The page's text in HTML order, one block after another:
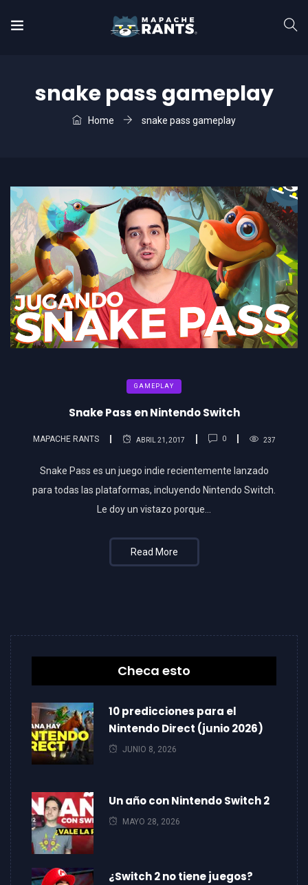
snake pass gameplay
Home snake pass gameplay
GAMEPLAY
Snake Pass en Nintendo Switch
MAPACHE RANTS ABRIL 21, 2017 0 237
Snake Pass es un juego indie recientemente lanzado
para todas las plataformas, incluyendo Nintendo Switch.
Le doy un vistazo porque…
Read More
Checa esto
10 predicciones para el
Nintendo Direct (junio 2026)
JUNIO 8, 2026
Un año con Nintendo Switch 2
MAYO 28, 2026
¿Switch 2 no tiene juegos?